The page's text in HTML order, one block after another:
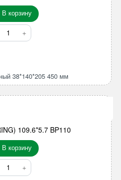
В корзину
38*140*205 450 мм
В корзину